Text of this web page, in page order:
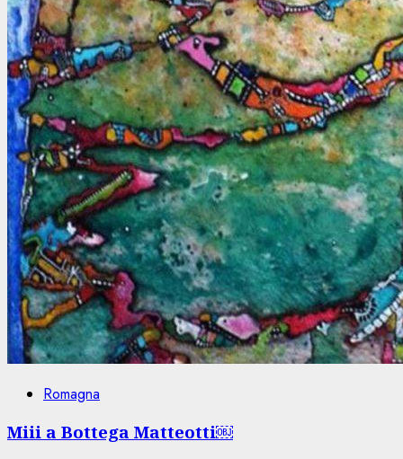
Romagna
Miii a Bottega Matteotti￼